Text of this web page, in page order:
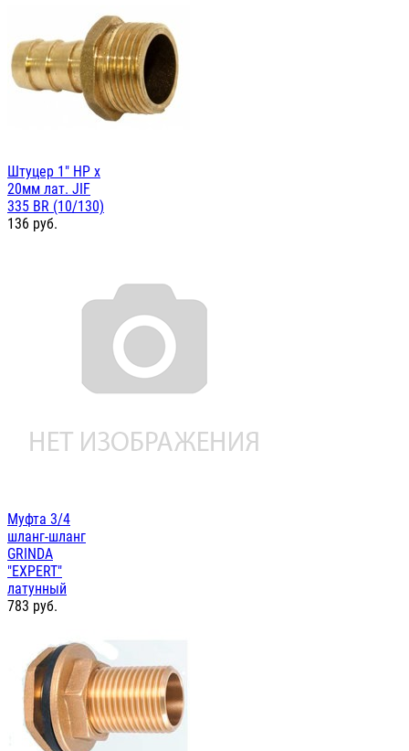
Штуцер 1" НР х
20мм лат. JIF
335 BR (10/130)
136 руб.
Муфта 3/4
шланг-шланг
GRINDA
"EXPERT"
латунный
783 руб.